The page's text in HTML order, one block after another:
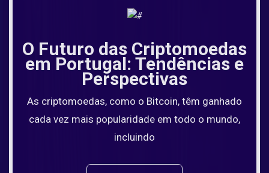
O Futuro das Criptomoedas
em Portugal: Tendências e
Perspectivas
As criptomoedas, como o Bitcoin, têm ganhado
cada vez mais popularidade em todo o mundo,
incluindo